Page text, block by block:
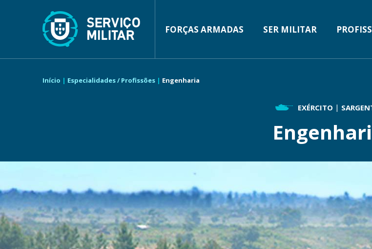
MAIN
NAVIGATION
FORÇAS ARMADAS SER MILITAR
Início Especialidades / Profissões Engenharia
EXÉRCITO